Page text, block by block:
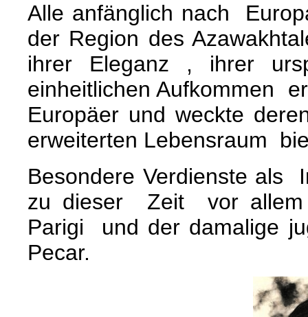
Alle anfänglich nach
der Region des
ihrer Eleganz , ihrer
einheitlichen Aufkommen
Europäer und weckte
erweiterten Lebensraum
Besondere Verdienste als
zu dieser Zeit vor allem
Parigi und der damalige
Pecar.